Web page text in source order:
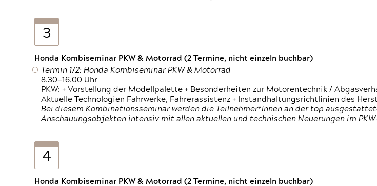
3
Honda Kombiseminar PKW & Motorrad (2 Termine, nicht einzeln buchbar)
Termin 1/2: Honda Kombiseminar PKW & Motorrad
8.30—16.00 Uhr
PKW: + Vorstellung der Modellpalette + Besonderheiten zur Motorentechnik /
Aktuelle Technologien Fahrwerke, Fahrerassistenz + Instandhaltungsrichtlinien des
Bei diesem Kombinationsseminar werden die Teilnehmer*Innen an der top
Anschauungsobjekten intensiv mit allen aktuellen und technischen Neuerungen im
4
Honda Kombiseminar PKW & Motorrad (2 Termine, nicht einzeln buchbar)